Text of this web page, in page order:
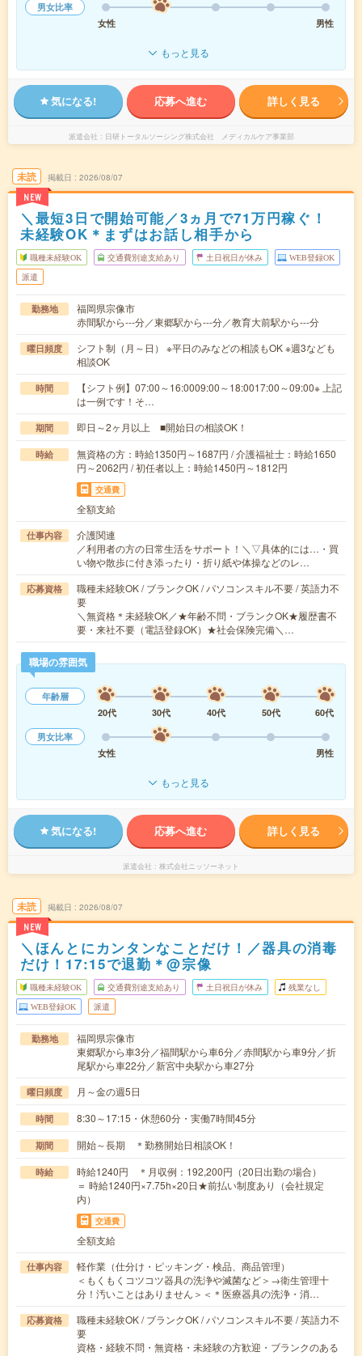
男女比率
女性
男性
もっと見る
気になる! 応募へ進む 詳しく見る
派遣会社 日研トータルソーシング株式会社 メディカルケア事業部
未読
NEW
掲載日 2026/08/07
＼最短3日で開始可能／3ヵ月で71万円稼ぐ！
未経験OK＊まずはお話し相手から
職種未経験OK 交通費別途支給あり 土日祝日が休み WEB登録OK
派遣
勤務地
福岡県宗像市
赤間駅から---分／東郷駅から---分／教育大前駅から---分
曜日頻度
シフト制（月～日） ※平日のみなどの相談もOK ※週3なども
相談OK
時間
【シフト例】07:00～16:0009:00～18:0017:00～09:00※ 上記
は一例です！そ…
期間 即日～2ヶ月以上 ■開始日の相談OK！
時給
無資格の方：時給1350円～1687円 / 介護福祉士：時給1650
円～2062円 / 初任者以上：時給1450円～1812円
交通費
全額支給
仕事内容
介護関連
／利用者の方の日常生活をサポート！＼▽具体的には…・買
い物や散歩に付き添ったり・折り紙や体操などのレ…
応募資格
職種未経験OK / ブランクOK / パソコンスキル不要 / 英語力不
要
＼無資格＊未経験OK／★年齢不問・ブランクOK★履歴書不
要・来社不要（電話登録OK）★社会保険完備＼…
職場の雰囲気
年齢層
20代
30代 40代 50代
60代
男女比率
女性
男性
もっと見る
気になる! 応募へ進む 詳しく見る
派遣会社 株式会社ニッソーネット
未読
NEW
掲載日 2026/08/07
＼ほんとにカンタンなことだけ！／器具の消毒
だけ！17:15で退勤＊@宗像
職種未経験OK 交通費別途支給あり 土日祝日が休み 残業なし
WEB登録OK 派遣
勤務地
福岡県宗像市
東郷駅から車3分／福間駅から車6分／赤間駅から車9分／折
尾駅から車22分／新宮中央駅から車27分
曜日頻度 月～金の週5日
時間 8:30～17:15・休憩60分・実働7時間45分
期間 開始～長期 ＊勤務開始日相談OK！
時給
時給1240円 ＊月収例：192,200円（20日出勤の場合）
＝ 時給1240円×7.75h×20日★前払い制度あり（会社規定
内）
交通費
全額支給
仕事内容
軽作業（仕分け・ピッキング・検品、商品管理）
＜もくもくコツコツ器具の洗浄や滅菌など＞→衛生管理十
分！汚いことはありません＞＜＊医療器具の洗浄・消…
応募資格
職種未経験OK / ブランクOK / パソコンスキル不要 / 英語力不
要
資格・経験不問・無資格・未経験の方歓迎・ブランクのある